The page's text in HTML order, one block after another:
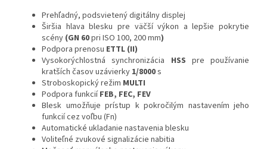
Prehľadný, podsvietený digitálny displej
Širšia hlava blesku pre väčší výkon a lepšie pokrytie
scény (GN 60pri ISO 100, 200 mm)
Podpora prenosu ETTL (II)
Vysokorýchlostná synchronizácia HSS pre používanie
kratších časov uzávierky 1/8000s
Stroboskopický režim MULTI
Podpora funkciíFEB, FEC, FEV
Blesk umožňuje prístup k pokročilým nastavením jeho
funkcií cez voľbu (Fn)
Automatické ukladanie nastavenia blesku
Voliteľné zvukové signalizácie nabitia